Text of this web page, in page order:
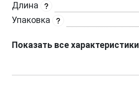
Длина
Упаковка
Показать все характеристики